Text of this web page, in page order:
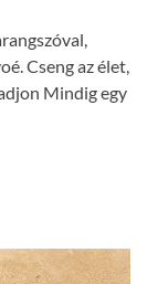
Cseng az élet,
Mindig egy